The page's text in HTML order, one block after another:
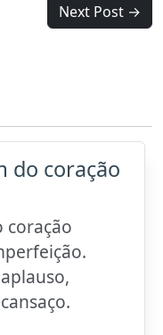
Next Post →
do coração
coração